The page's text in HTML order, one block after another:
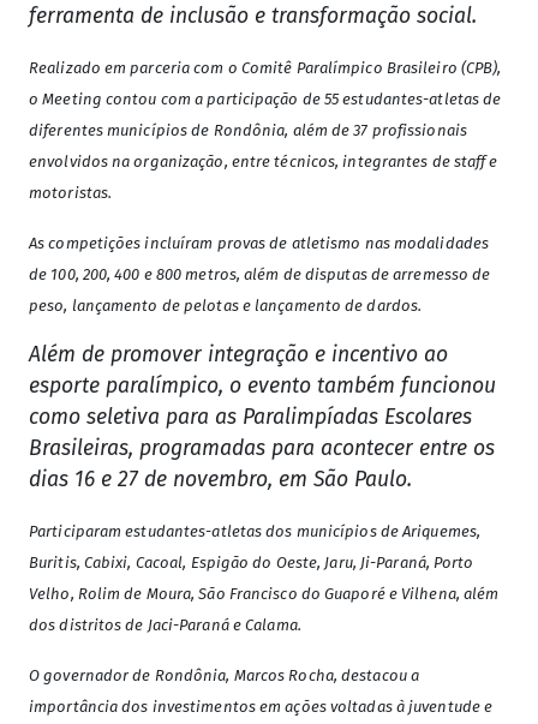
ferramenta de inclusão e transformação social.
Realizado em parceria com o Comitê Paralímpico Brasileiro (CPB),
o Meeting contou com a participação de 55 estudantes-atletas de
diferentes municípios de Rondônia, além de 37 profissionais
envolvidos na organização, entre técnicos, integrantes de staff e
motoristas.
As competições incluíram provas de atletismo nas modalidades
de 100, 200, 400 e 800 metros, além de disputas de arremesso de
peso, lançamento de pelotas e lançamento de dardos.
Além de promover integração e incentivo ao
esporte paralímpico, o evento também funcionou
como seletiva para as Paralimpíadas Escolares
Brasileiras, programadas para acontecer entre os
dias 16 e 27 de novembro, em São Paulo.
Participaram estudantes-atletas dos municípios de Ariquemes,
Buritis, Cabixi, Cacoal, Espigão do Oeste, Jaru, Ji-Paraná, Porto
Velho, Rolim de Moura, São Francisco do Guaporé e Vilhena, além
dos distritos de Jaci-Paraná e Calama.
O governador de Rondônia, Marcos Rocha, destacou a
importância dos investimentos em ações voltadas à juventude e